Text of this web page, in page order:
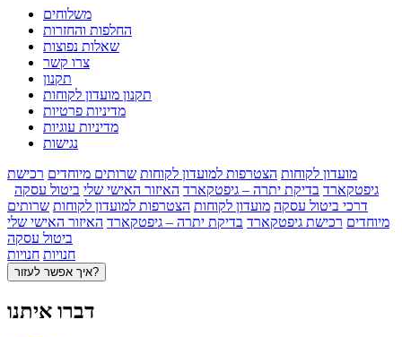
משלוחים
החלפות והחזרות
שאלות נפוצות
צרו קשר
תקנון
תקנון מועדון לקוחות
מדיניות פרטיות
מדיניות עוגיות
נגישות
מועדון לקוחות הצטרפות למועדון לקוחות שרותים מיוחדים רכישת
גיפטקארד בדיקת יתרה – גיפטקארד האיזור האישי שלי ביטול עסקה
דרכי ביטול עסקה מועדון לקוחות הצטרפות למועדון לקוחות שרותים
מיוחדים רכישת גיפטקארד בדיקת יתרה – גיפטקארד האיזור האישי שלי
ביטול עסקה
חנויות חנויות
איך אפשר לעזור?
דברו איתנו